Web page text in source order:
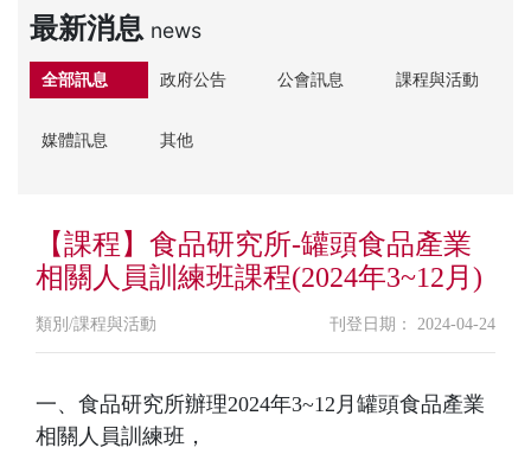
最新消息 news
全部訊息 政府公告 公會訊息 課程與活動
媒體訊息 其他
【課程】食品研究所-罐頭食品產業
相關人員訓練班課程(2024年3~12月)
類別/課程與活動 刊登日期： 2024-04-24
一、食品研究所辦理2024年3~12月罐頭食品產業
相關人員訓練班，